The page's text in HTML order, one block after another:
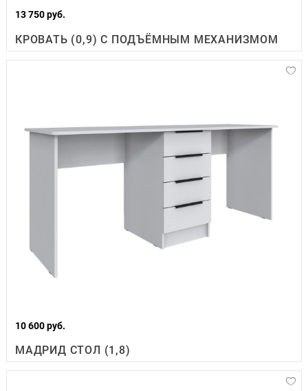
13 750 руб.
КРОВАТЬ (0,9) С ПОДЪЁМНЫМ МЕХАНИЗМОМ
10 600 руб.
МАДРИД СТОЛ (1,8)